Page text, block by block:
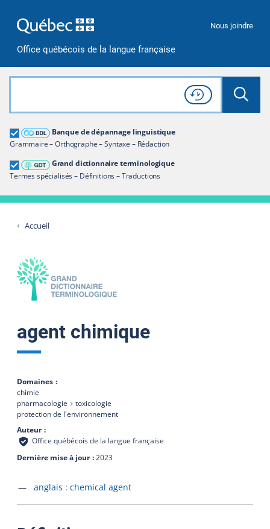
Office québécois de la langue française
Nous joindre
Rechercher dans tout le site
Lancer
Consulter l'
Historique
de recherche
Banque de dépannage linguistique
Grammaire – Orthographe – Syntaxe – Rédaction
Grand dictionnaire terminologique
Termes spécialisés – Définitions – Traductions
Grand dictionnaire terminologique
Restreindre aux termes
Accueil
agent chimique
Domaines
chimie
pharmacologie
toxicologie
protection de l'environnement
Auteur
Office québécois de la langue française
Dernière mise à jour 2023
Accéder à la fiche en
anglais : chemical agent